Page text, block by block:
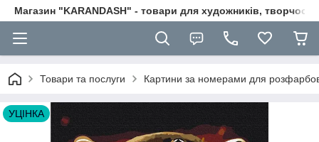
Магазин "KARANDASH" - товари для художників, творчості
Товари та послуги Картини за номерами для
УЦІНКА